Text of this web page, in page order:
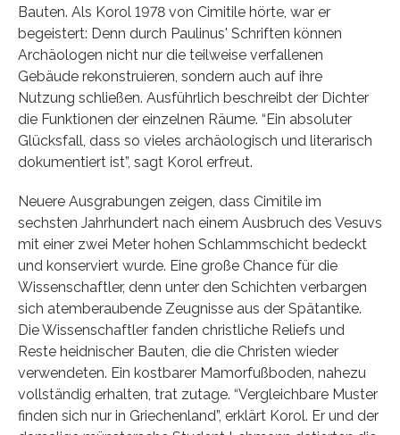
Bauten. Als Korol 1978 von Cimitile hörte, war er
begeistert: Denn durch Paulinus' Schriften können
Archäologen nicht nur die teilweise verfallenen
Gebäude rekonstruieren, sondern auch auf ihre
Nutzung schließen. Ausführlich beschreibt der Dichter
die Funktionen der einzelnen Räume. “Ein absoluter
Glücksfall, dass so vieles archäologisch und literarisch
dokumentiert ist”, sagt Korol erfreut.
Neuere Ausgrabungen zeigen, dass Cimitile im
sechsten Jahrhundert nach einem Ausbruch des Vesuvs
mit einer zwei Meter hohen Schlammschicht bedeckt
und konserviert wurde. Eine große Chance für die
Wissenschaftler, denn unter den Schichten verbargen
sich atemberaubende Zeugnisse aus der Spätantike.
Die Wissenschaftler fanden christliche Reliefs und
Reste heidnischer Bauten, die die Christen wieder
verwendeten. Ein kostbarer Mamorfußboden, nahezu
vollständig erhalten, trat zutage. “Vergleichbare Muster
finden sich nur in Griechenland”, erklärt Korol. Er und der